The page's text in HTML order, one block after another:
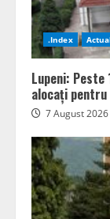
.Index
Lupeni: Peste
alocați
7 August 2026